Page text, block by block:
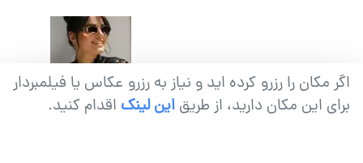
اگر مکان را رزرو کرده اید و نیاز به رزرو عکاس یا فیلمبردار
برای این مکان دارید، از طریق این لینک اقدام کنید.